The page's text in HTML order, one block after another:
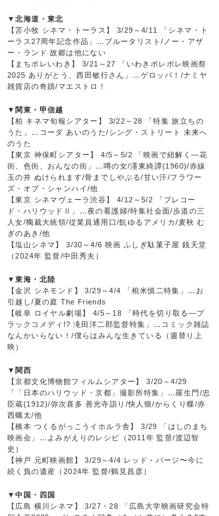
▼北海道・東北
【苫小牧 シネマ・トーラス】 3/29～4/11 「シネマ・ト
ーラス27周年記念作品」…ブルータリスト/ノー・アザ
ー・ランド 故郷は他にない
【まちポレいわき】 3/21～27 「いわきポレポレ映画祭
2025 ありがとう、西田敏行さん」…ゲロッパ！/ナミヤ
雑貨店の奇蹟/マエストロ！
▼関東・甲信越
【柏 キネマ旬報シアター】 3/22～28 「特集 旅立ちの
うた」…コーダ あいのうた/シング・ストリート 未来へ
のうた
【東京 神保町シアター】 4/5～5/2 「映画で紐解く―花
街、色街、おんなの街」…噂の女/濹東綺譚(1960)/赤線
玉の井 ぬけられます/骨までしやぶる/甘い汗/フラワー
ズ・オブ・シャンハイ/他
【東京 シネマヴェーラ渋谷】 4/12～5/2 「プレコー
ド・ハリウッドⅡ」…夜の看護婦/特集社会面/歩道の三
人女/獨裁大統領/従業員通用口/飢ゆるアメリカ/麦秋 む
ぎのあき/他
【塩山シネマ】 3/30～4/6 映画 ふしぎ駄菓子屋 銭天堂
（2024年 監督/中田秀夫）
▼東海・北陸
【金沢 シネモンド】 3/29～4/4 「相米慎二特集」…お
引越し/夏の庭 The Friends
【岐阜 ロイヤル劇場】 4/5～18 「時代を切り取る―ブ
ラックコメディ!? 滝田洋二郎監督特集」…コミック雑誌
なんかいらない！/僕らはみんな生きている（週替り上
映）
▼関西
【京都文化博物館フィルムシアター】 3/20～4/29
「「日本のハリウッド・京都」撮影所特集」…羅生門/忠
臣蔵(1912)/弥次喜多 善光寺詣り/快人狼/からくり蝶/赤
西蠣太/他
【橋本 つくるがっこうイホルラ舎】 3/29 「はしのまち
映画会」…よみがえりのレシピ（2011年 監督/渡辺智
史）
【神戸 元町映画館】 3/29～4/4 レッド・パージ〜今に
続く負の遺産（2024年 監督/鶴見昌彦）
▼中国・四国
【広島 横川シネマ】 3/27・28 「広島大学映画研究会特